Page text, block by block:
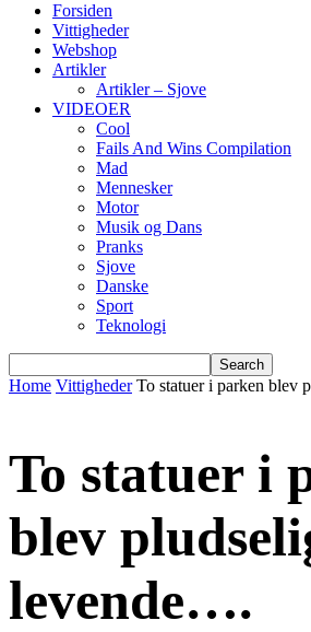
Forsiden
Vittigheder
Webshop
Artikler
Artikler – Sjove
VIDEOER
Cool
Fails And Wins Compilation
Mad
Mennesker
Motor
Musik og Dans
Pranks
Sjove
Danske
Sport
Teknologi
Home Vittigheder To statuer i parken blev
To statuer i
blev
levende….